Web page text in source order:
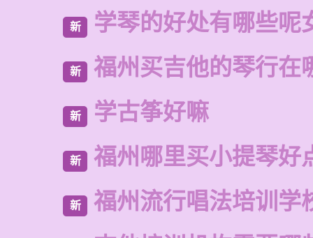
新 学琴的好处有哪些呢
新 福州买吉他的琴行在
新 学古筝好嘛
新 福州哪里买小提琴好
新 福州流行唱法培训学